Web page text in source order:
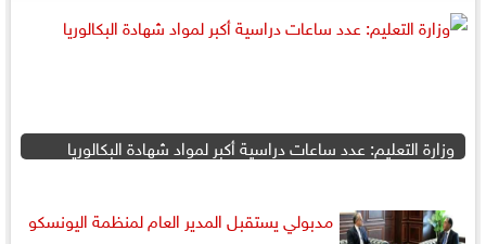
وزارة التعليم: عدد ساعات دراسية أكبر لمواد شهادة البكالوريا
مدبولي يستقبل المدير العام لمنظمة اليونسكو